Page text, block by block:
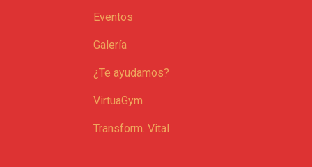
Eventos
Galería
¿Te ayudamos?
VirtuaGym
Transform. Vital